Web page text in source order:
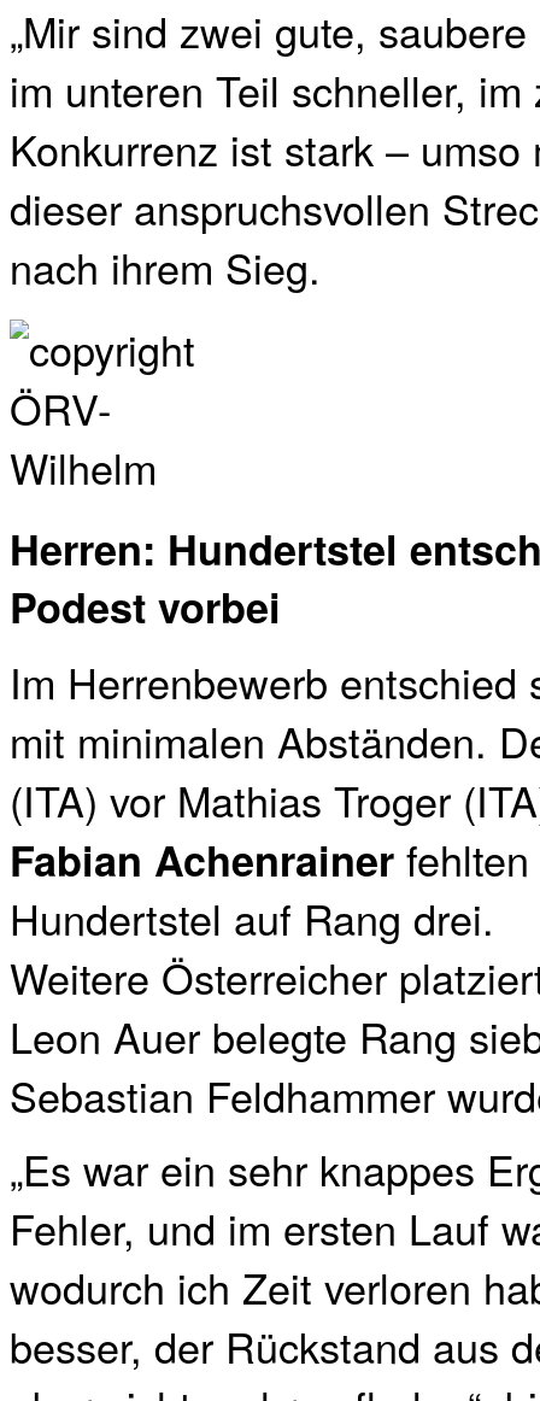
„Mir sind zwei gute,
im unteren Teil schneller,
Konkurrenz ist stark –
dieser anspruchsvollen
nach ihrem Sieg.
Herren: Hundertstel
Podest vorbei
Im Herrenbewerb
mit minimalen Abständen.
(ITA) vor Mathias Troger
Fabian Achenrainer
Hundertstel auf Rang drei.
Weitere Österreicher
Leon Auer belegte Rang
Sebastian Feldhammer
„Es war ein sehr knappes
Fehler, und im ersten Lauf
wodurch ich Zeit verloren
besser, der Rückstand aus